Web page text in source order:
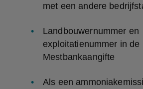
met een andere
Landbouwernummer en
exploitatienummer in de
Mestbankaangifte
Als een